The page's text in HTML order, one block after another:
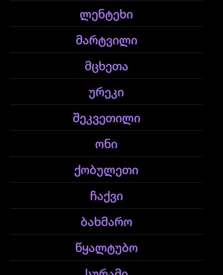
ლენტეხი
მარტვილი
მცხეთა
ურეკი
შეკვეთილი
ონი
ქობულეთი
ჩაქვი
ბახმარო
წყალტუბო